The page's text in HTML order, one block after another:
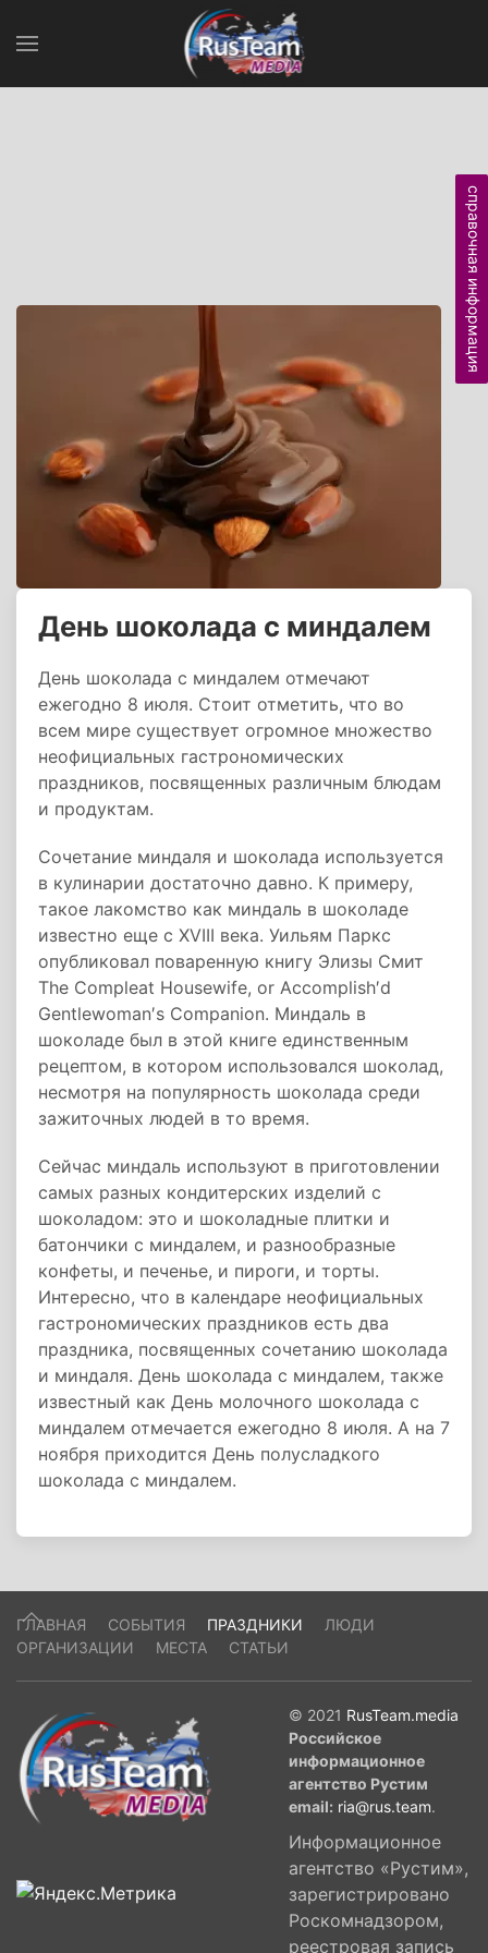
День шоколада с миндалем
День шоколада с миндалем отмечают
ежегодно 8 июля. Стоит отметить, что во
всем мире существует огромное множество
неофициальных гастрономических
праздников, посвященных различным блюдам
и продуктам.
Сочетание миндаля и шоколада используется
в кулинарии достаточно давно. К примеру,
такое лакомство как миндаль в шоколаде
известно еще с XVIII века. Уильям Паркс
опубликовал поваренную книгу Элизы Смит
The Compleat Housewife, or Accomplish′d
Gentlewoman′s Companion. Миндаль в
шоколаде был в этой книге единственным
рецептом, в котором использовался шоколад,
несмотря на популярность шоколада среди
зажиточных людей в то время.
Сейчас миндаль используют в приготовлении
самых разных кондитерских изделий с
шоколадом: это и шоколадные плитки и
батончики с миндалем, и разнообразные
конфеты, и печенье, и пироги, и торты.
Интересно, что в календаре неофициальных
гастрономических праздников есть два
праздника, посвященных сочетанию шоколада
и миндаля. День шоколада с миндалем, также
известный как День молочного шоколада с
миндалем отмечается ежегодно 8 июля. А на 7
ноября приходится День полусладкого
шоколада с миндалем.
справочная информация
ГЛАВНАЯ СОБЫТИЯ ПРАЗДНИКИ
ЛЮДИ
ОРГАНИЗАЦИИ
МЕСТА СТАТЬИ
© 2021 RusTeam.media
Российское
информационное
агентство Рустим
email: ria@rus.team.
Информационное
агентство «Рустим»,
зарегистрировано
Роскомнадзором,
реестровая запись